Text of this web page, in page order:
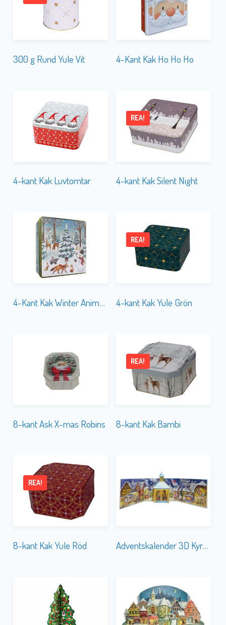
300 g Rund Yule Vit 4-Kant Kak Ho Ho Ho
4-kant Kak Luvtomtar 4-kant Kak Silent Night
REA!
4-Kant Kak Winter Animals 4-kant Kak Yule Grön
REA!
8-kant Ask X-mas Robins 8-kant Kak Bambi
REA!
8-kant Kak Yule Röd
REA!
Adventskalender 3D Kyrka 1956